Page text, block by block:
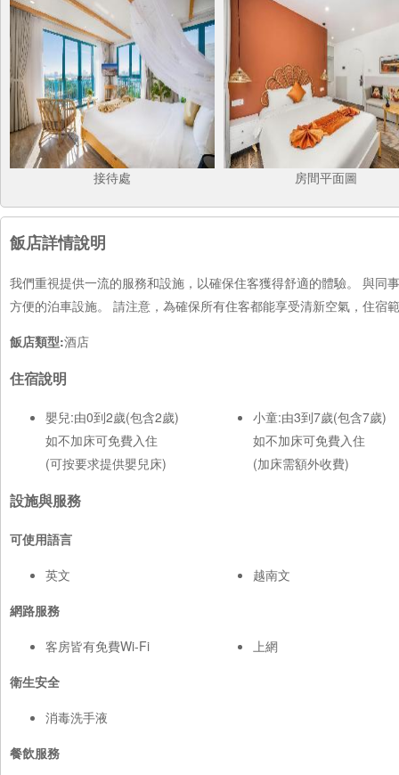
接待處 房間平面圖
飯店詳情說明
我們重視提供一流的服務和設施，以確保住客獲得舒適的體驗。 與
方便的泊車設施。 請注意，為確保所有住客都能享受清新空氣，住宿
飯店類型:酒店
住宿說明
嬰兒:由0到2歲(包含2歲)
如不加床可免費入住
(可按要求提供嬰兒床)
小童:由3到7歲(包含7歲)
如不加床可免費入住
(加床需額外收費)
設施與服務
可使用語言
英文
越南文
網路服務
客房皆有免費Wi-Fi
上網
衛生安全
消毒洗手液
餐飲服務